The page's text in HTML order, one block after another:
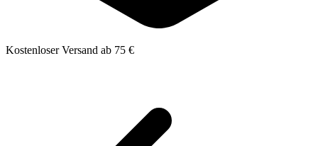
Kostenloser Versand ab 75 €